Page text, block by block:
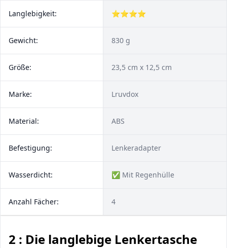
Langlebigkeit: ⭐⭐⭐⭐
Gewicht: 830 g
Größe: 23,5 cm x 12,5 cm
Marke: Lruvdox
Material: ABS
Befestigung: Lenkeradapter
Wasserdicht: ✅ Mit Regenhülle
Anzahl Fächer: 4
2 : Die langlebige Lenkertasche